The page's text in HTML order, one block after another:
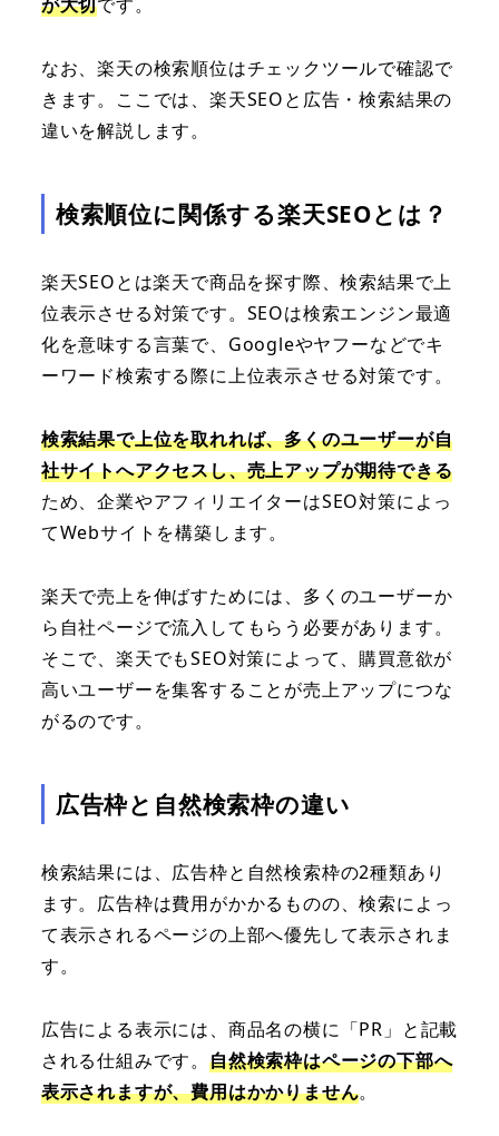
が大切です。
なお、楽天の検索順位はチェックツールで確認で
きます。ここでは、楽天SEOと広告・検索結果の
違いを解説します。
検索順位に関係する楽天SEOとは？
楽天SEOとは楽天で商品を探す際、検索結果で上
位表示させる対策です。SEOは検索エンジン最適
化を意味する言葉で、Googleやヤフーなどでキ
ーワード検索する際に上位表示させる対策です。
検索結果で上位を取れれば、多くのユーザーが自
社サイトへアクセスし、売上アップが期待できる
ため、企業やアフィリエイターはSEO対策によっ
てWebサイトを構築します。
楽天で売上を伸ばすためには、多くのユーザーか
ら自社ページで流入してもらう必要があります。
そこで、楽天でもSEO対策によって、購買意欲が
高いユーザーを集客することが売上アップにつな
がるのです。
広告枠と自然検索枠の違い
検索結果には、広告枠と自然検索枠の2種類あり
ます。広告枠は費用がかかるものの、検索によっ
て表示されるページの上部へ優先して表示されま
す。
広告による表示には、商品名の横に「PR」と記載
される仕組みです。 自然検索枠はページの下部へ
表示されますが、費用はかかりません。